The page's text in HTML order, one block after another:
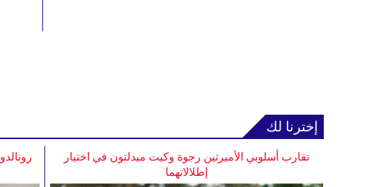
إخترنا لك
تقارب أسلوبي الأميرتين رجوة وكيت ميدلتون في اختيار
إطلالاتهما